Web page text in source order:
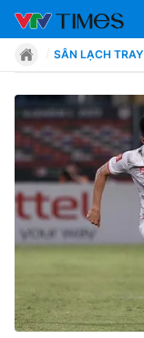
Chuyên mục
Tin tức
Move
Phong cách
SÂN LẠCH TRAY